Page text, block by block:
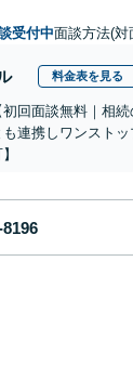
受付中面談方法(対
料金表を見る
初回面談無料｜相
連携しワンスト